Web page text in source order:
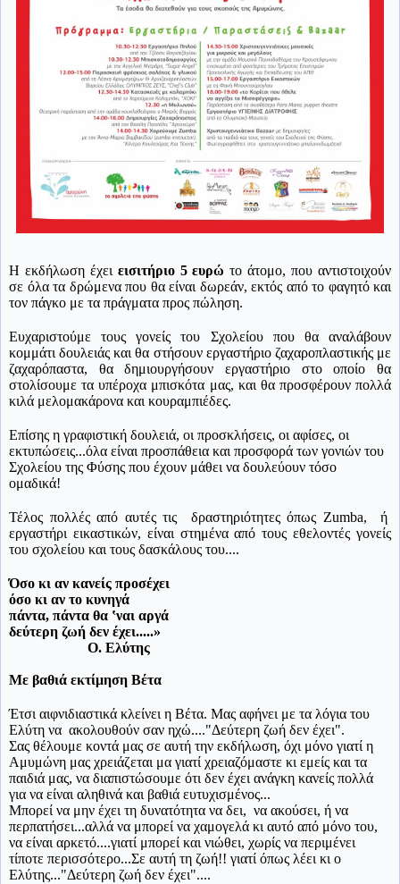
Η εκδήλωση έχει εισιτήριο 5 ευρώ το άτομο, που αντιστοιχούν
σε όλα τα δρώμενα που θα είναι δωρεάν, εκτός από το φαγητό και
τον πάγκο με τα πράγματα προς πώληση.
Ευχαριστούμε τους γονείς του Σχολείου που θα αναλάβουν
κομμάτι δουλειάς και θα στήσουν εργαστήριο ζαχαροπλαστικής με
ζαχαρόπαστα, θα δημιουργήσουν εργαστήριο στο οποίο θα
στολίσουμε τα υπέροχα μπισκότα μας, και θα προσφέρουν πολλά
κιλά μελομακάρονα και κουραμπιέδες.
Επίσης η γραφιστική δουλειά, οι προσκλήσεις, οι αφίσες, οι
εκτυπώσεις...όλα είναι προσπάθεια και προσφορά των γονιών του
Σχολείου της Φύσης που έχουν μάθει να δουλεύουν τόσο
ομαδικά!
Τέλος πολλές από αυτές τις δραστηριότητες όπως Ζumba, ή
εργαστήρι εικαστικών, είναι στημένα από τους εθελοντές γονείς
του σχολείου και τους δασκάλους του....
Όσο κι αν κανείς προσέχει
όσο κι αν το κυνηγά
πάντα, πάντα θα ʽναι αργά
δεύτερη ζωή δεν έχει.....»
Ο. Ελύτης
Με βαθιά εκτίμηση Βέτα
Έτσι αιφνιδιαστικά κλείνει η Βέτα. Μας αφήνει με τα λόγια του
Ελύτη να ακολουθούν σαν ηχώ...."Δεύτερη ζωή δεν έχει".
Σας θέλουμε κοντά μας σε αυτή την εκδήλωση, όχι μόνο γιατί η
Αμυμώνη μας χρειάζεται μα γιατί χρειαζόμαστε κι εμείς και τα
παιδιά μας, να διαπιστώσουμε ότι δεν έχει ανάγκη κανείς πολλά
για να είναι αληθινά και βαθιά ευτυχισμένος...
Μπορεί να μην έχει τη δυνατότητα να δει, να ακούσει, ή να
περπατήσει...αλλά να μπορεί να χαμογελά κι αυτό από μόνο του,
να είναι αρκετό....γιατί μπορεί και νιώθει, χωρίς να περιμένει
τίποτε περισσότερο...Σε αυτή τη ζωή!! γιατί όπως λέει κι ο
Ελύτης..."Δεύτερη ζωή δεν έχει"....